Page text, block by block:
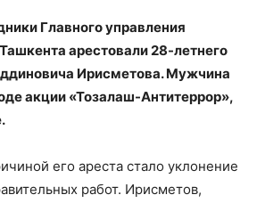
Главного управления
арестовали 28-летнего
Ирисметова. Мужчина
акции «Тозалаш-Антитеррор»,
его ареста стало уклонение
работ. Ирисметов,